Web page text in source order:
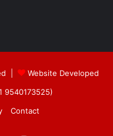
|
Website Developed
9540173525)
Contact